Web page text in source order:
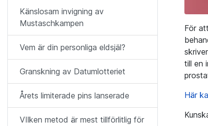
Känslosam invigning av
Mustaschkampen
Vem är din personliga eldsjäl?
Granskning av Datumlotteriet
Årets limiterade pins lanserade
VIlken metod är mest tillförlitlig för
För
till en
Här